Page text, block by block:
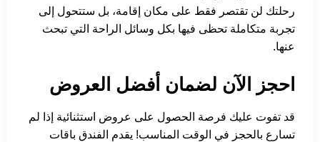
رحلتك لن تقتصر فقط على مكان إقامة، بل ستتحول إلى
تجربة متكاملة تحظى فيها بكل وسائل الراحة التي تبحث
عنها.
احجز الآن لضمان أفضل العروض
قد تفوت عليك فرصة الحصول على عروض استثنائية إذا لم
تسارع بالحجز في الوقت المناسب! يقدم الفندق باقات